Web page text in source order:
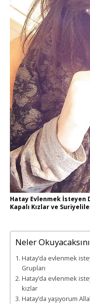
Hatay Evlenmek İsteyen
Kapalı Kızlar ve
Neler
Hatay’da evlenmek
Grupları
Hatay’da evlenmek
kızlar
Hatay’da yaşıyorum